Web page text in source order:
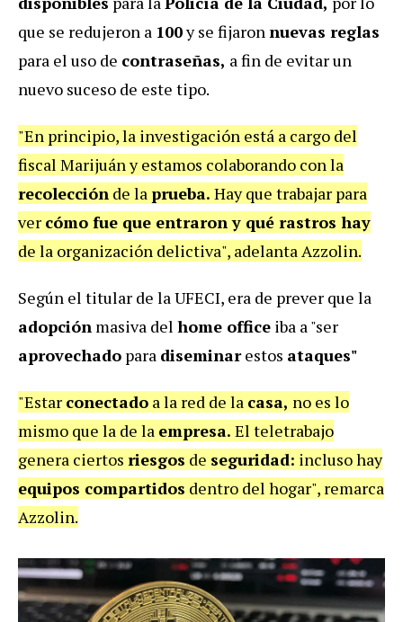
que se redujeron a 100y se fijaronnuevas reglas
para el uso de contraseñas, a fin de evitar un
nuevo suceso de este tipo.
"En principio, la investigación está a cargo del
fiscal Marijuán y estamos colaborando con la
recolección de laprueba. Hay que trabajar para
ver cómo fue que entraron y qué rastros hay
de la organización delictiva", adelanta Azzolin.
Según el titular de la UFECI, era de prever que la
adopción masiva del home office iba a "ser
aprovechado para diseminarestos ataques"
"Estar conectado a la red de la casa, no es lo
mismo que la de la empresa. El teletrabajo
genera ciertos riesgos de seguridad: incluso hay
equipos compartidos dentro del hogar", remarca
Azzolin.